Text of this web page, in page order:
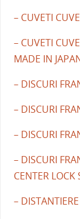
– CUVETI
– CUVETI
MADE IN
– DISCURI
– DISCURI
– DISCURI
– DISCURI
CENTER
–